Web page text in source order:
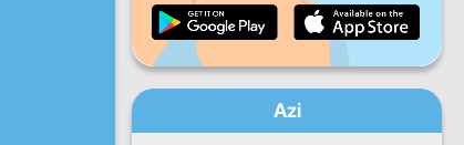
Progres total
Azi